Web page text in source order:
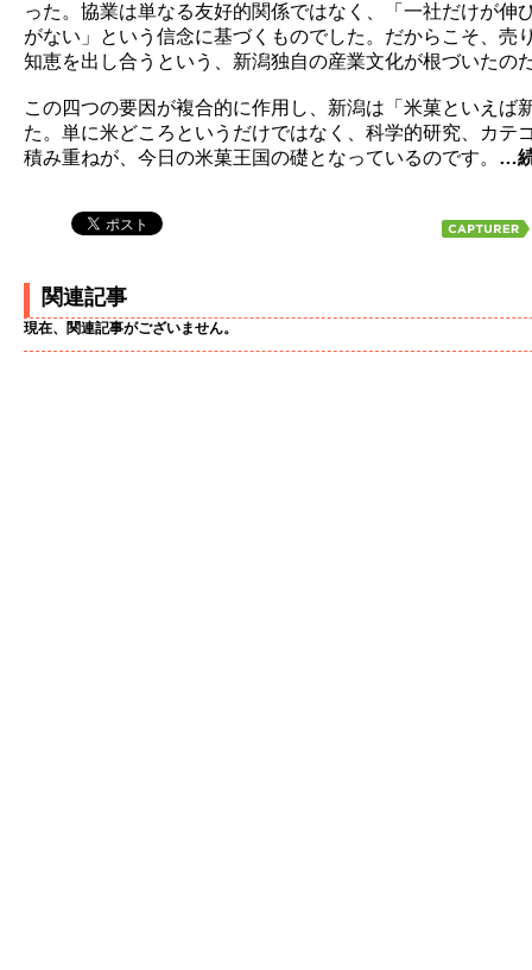
った。協業は単なる友好的関係ではなく、「一社だけが伸
がない」という信念に基づくものでした。だからこそ、売
知恵を出し合うという、新潟独自の産業文化が根づいたの
この四つの要因が複合的に作用し、新潟は「米菓といえば
た。単に米どころというだけではなく、科学的研究、カテ
積み重ねが、今日の米菓王国の礎となっているのです。 …
関連記事
現在、関連記事がございません。